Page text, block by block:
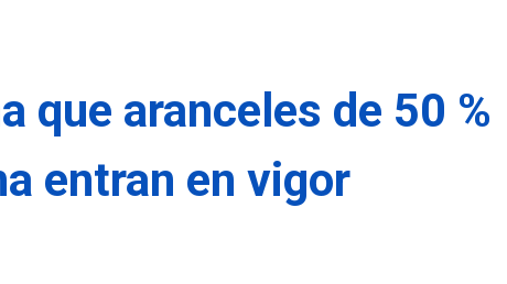
que aranceles de 50 %
entran en vigor